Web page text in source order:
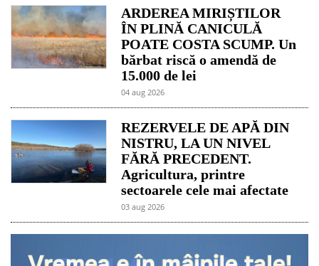
ARDEREA MIRIȘTILOR
ÎN PLINĂ CANICULĂ
POATE COSTA SCUMP. Un
bărbat riscă o amendă de
15.000 de lei
04 aug 2026
REZERVELE DE APĂ DIN
NISTRU, LA UN NIVEL
FĂRĂ PRECEDENT.
Agricultura, printre
sectoarele cele mai afectate
03 aug 2026